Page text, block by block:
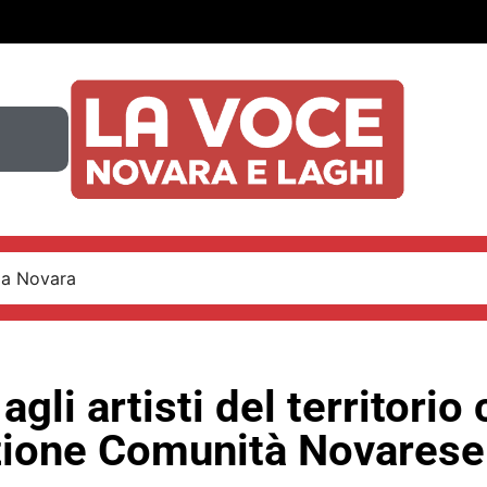
Novara
artisti del territorio
Comunità Novarese